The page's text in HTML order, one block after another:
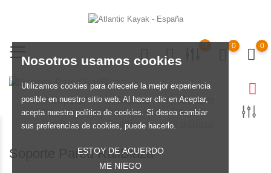
Nosotros usamos cookies
Utilizamos cookies para ofrecerle la mejor experiencia
posible en nuestro sitio web. Al hacer clic en Aceptar,
acepta nuestra política de cookies. Si desea cambiar
sus preferencias de cookies, puede hacerlo.
ESTOY DE ACUERDO
ME NIEGO
0
0
0
Soporte Pared RailBlaza